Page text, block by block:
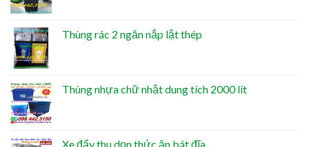
Thùng rác 2 ngăn nắp lật thép
Thùng nhựa chữ nhật dung tích 2000 lít
Xe đẩy thu dọn thức ăn bát đĩa